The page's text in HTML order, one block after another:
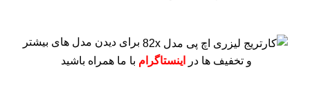
برای دیدن مدل های بیشتر
و تخفیف ها در
اینستاگرام با ما همراه باشید